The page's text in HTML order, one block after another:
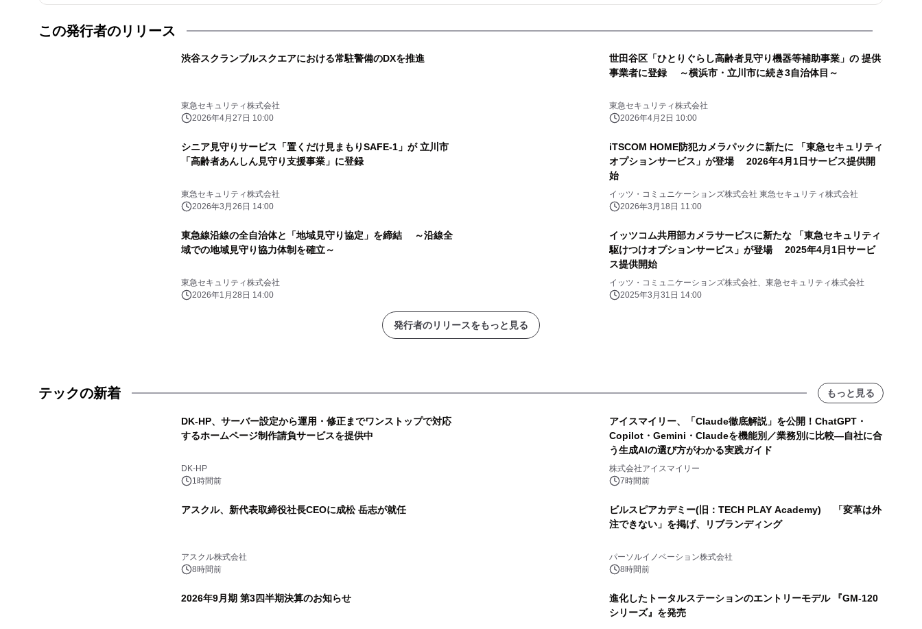
この発行者のリリース
渋谷スクランブルスクエアにおける常駐警備のDXを推進
東急セキュリティ株式会社
2026年4月27日 10:00
世田谷区「ひとりぐらし高齢者見守り機器等補助事業」の 提供
事業者に登録 ～横浜市・立川市に続き3自治体目～
東急セキュリティ株式会社
2026年4月2日 10:00
シニア見守りサービス「置くだけ見まもりSAFE-1」が 立川市
「高齢者あんしん見守り支援事業」に登録
東急セキュリティ株式会社
2026年3月26日 14:00
iTSCOM HOME防犯カメラパックに新たに 「東急セキュリティ
オプションサービス」が登場 2026年4月1日サービス提供開
始
イッツ・コミュニケーションズ株式会社 東急セキュリティ株式会社
2026年3月18日 11:00
東急線沿線の全自治体と「地域見守り協定」を締結 ～沿線全
域での地域見守り協力体制を確立～
東急セキュリティ株式会社
2026年1月28日 14:00
イッツコム共用部カメラサービスに新たな 「東急セキュリティ
駆けつけオプションサービス」が登場 2025年4月1日サービ
ス提供開始
イッツ・コミュニケーションズ株式会社、東急セキュリティ株式会社
2025年3月31日 14:00
発行者のリリースをもっと見る
テックの新着 もっと見る
DK-HP、サーバー設定から運用・修正までワンストップで対応
するホームページ制作請負サービスを提供中
DK-HP
1時間前
アイスマイリー、「Claude徹底解説」を公開！ChatGPT・
Copilot・Gemini・Claudeを機能別／業務別に比較―自社に合
う生成AIの選び方がわかる実践ガイド
株式会社アイスマイリー
7時間前
アスクル、新代表取締役社長CEOに成松 岳志が就任
アスクル株式会社
8時間前
ビルスピアカデミー(旧：TECH PLAY Academy) 「変革は外
注できない」を掲げ、リブランディング
パーソルイノベーション株式会社
8時間前
2026年9月期 第3四半期決算のお知らせ
進化したトータルステーションのエントリーモデル 『GM-120
シリーズ』を発売